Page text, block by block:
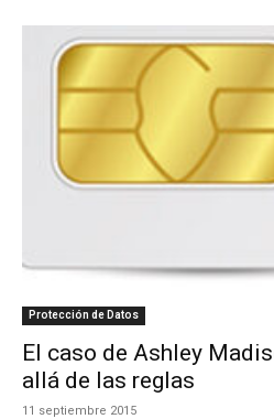
Protección de Datos
El caso de Ashley
allá de las reglas
11 septiembre 2015